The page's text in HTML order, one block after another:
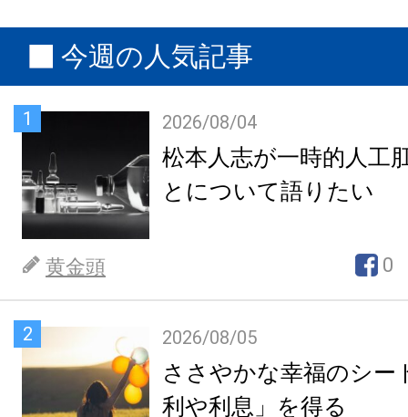
今週の人気記事
1 2026/08/04
松本人志が一時的人工
とについて語りたい
黄金頭 0
2 2026/08/05
ささやかな幸福のシー
利や利息」を得る